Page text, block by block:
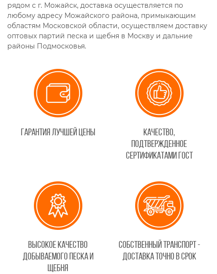
рядом с г. Можайск, доставка осуществляется по
любому адресу Можайского района, примыкающим
областям Московской области, осуществляем доставку
оптовых партий песка и щебня в Москву и дальние
районы Подмосковья.
Гарантия лучшей цены
Качество,
подтвержденное
сертификатами ГОСТ
Высокое качество
добываемого песка и
щебня
Собственный транспорт -
доставка точно в срок